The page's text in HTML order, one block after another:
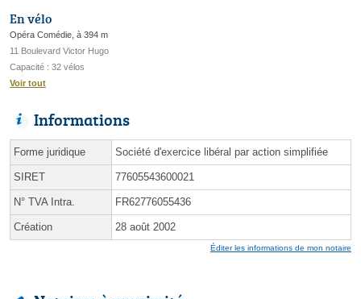
En vélo
Opéra Comédie, à 394 m
11 Boulevard Victor Hugo
Capacité : 32 vélos
Voir tout
Informations
Forme juridique Société d'exercice libéral par action simplifiée
SIRET 77605543600021
N° TVA Intra. FR62776055436
Création 28 août 2002
Éditer les informations de mon notaire